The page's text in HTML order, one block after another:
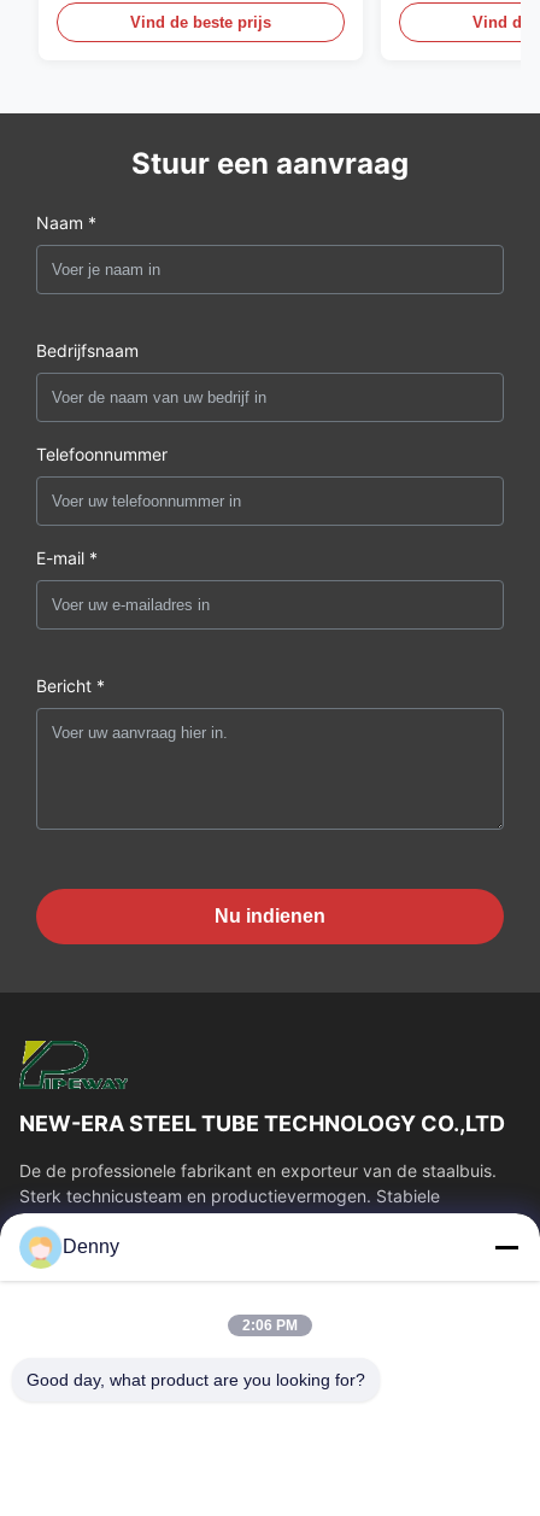
Vind de beste prijs Vind de
Stuur een aanvraag
Naam *
Bedrijfsnaam
Telefoonnummer
E-mail *
Bericht *
Nu indienen
NEW-ERA STEEL TUBE TECHNOLOGY CO.,LTD
De de professionele fabrikant en exporteur van de staalbuis.
Sterk technicusteam en productievermogen. Stabiele
buiskwaliteit en concurrerende...
Snelle Links
Ongeveer Ons
Fabrieksreis
Kwaliteitscontrole
Denny
2:06 PM
Good day, what product are you looking for?